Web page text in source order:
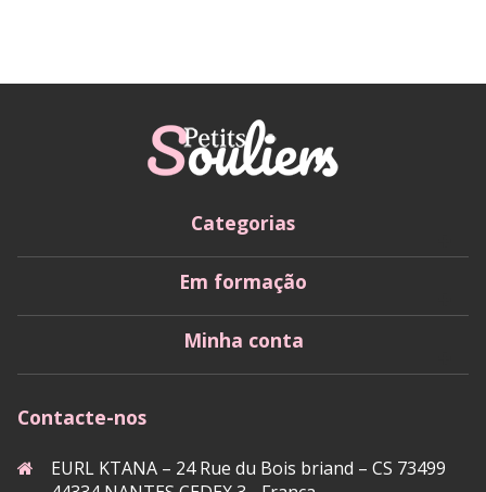
Categorias
Em formação
Minha conta
Contacte-nos
EURL KTANA – 24 Rue du Bois briand – CS 73499